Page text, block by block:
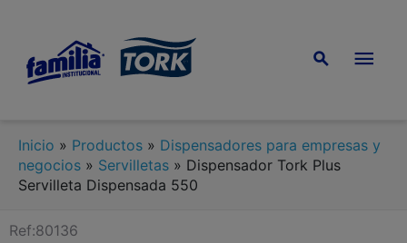
Inicio » Productos » Dispensadores para empresas y
negocios » Servilletas » Dispensador Tork Plus
Servilleta Dispensada 550
Ref:80136